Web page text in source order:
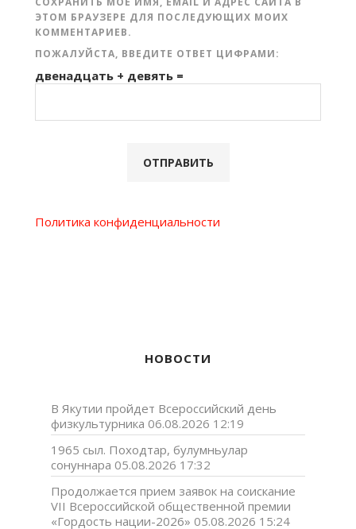
ЭТОМ БРАУЗЕРЕ ДЛЯ ПОСЛЕДУЮЩИХ МОИХ
КОММЕНТАРИЕВ.
ПОЖАЛУЙСТА, ВВЕДИТЕ ОТВЕТ ЦИФРАМИ:
двенадцать + девять =
Политика конфиденциальности
НОВОСТИ
В Якутии пройдет Всероссийский день
физкультурника 06.08.2026 12:19
1965 сыл. Походтар, булумньулар
сонуннара 05.08.2026 17:32
Продолжается прием заявок на соискание
VII Всероссийской общественной премии
«Гордость нации-2026» 05.08.2026 15:24